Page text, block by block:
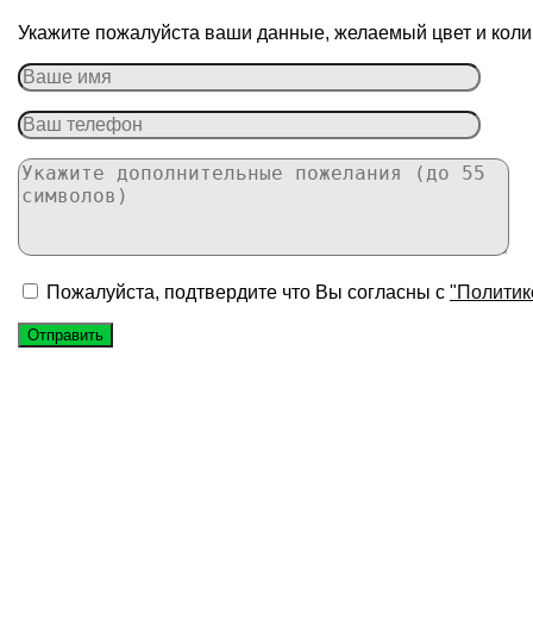
Укажите пожалуйста ваши данные, желаемый цвет и
Пожалуйста, подтвердите что Вы согласны с